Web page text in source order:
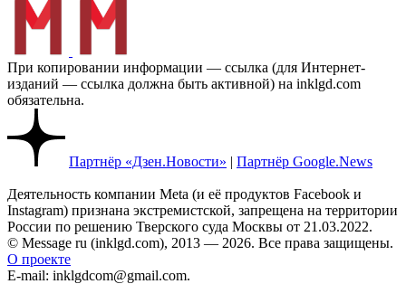
При копировании информации — ссылка (для Интернет-
изданий — ссылка должна быть активной) на inklgd.com
обязательна.
Партнёр «Дзен.Новости» | Партнёр Google.News
Деятельность компании Meta (и её продуктов Facebook и
Instagram) признана экстремистской, запрещена на территории
России по решению Тверского суда Москвы от 21.03.2022.
© Message ru (inklgd.com), 2013 — 2026. Все права защищены.
О проекте
E-mail: inklgdcom@gmail.com.